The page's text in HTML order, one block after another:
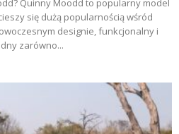
Quinny Moodd to popularny model
się dużą popularnością wśród
designie, funkcjonalny i
zarówno...